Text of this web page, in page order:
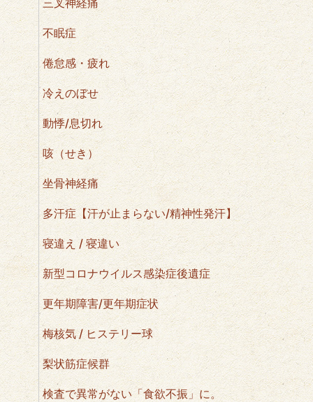
不眠症
倦怠感・疲れ
冷えのぼせ
動悸/息切れ
咳（せき）
坐骨神経痛
多汗症【汗が止まらない/精神性発汗】
寝違え / 寝違い
新型コロナウイルス感染症後遺症
更年期障害/更年期症状
梅核気 / ヒステリー球
梨状筋症候群
検査で異常がない「食欲不振」に。